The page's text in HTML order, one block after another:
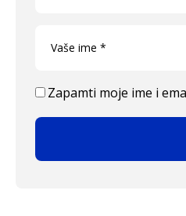
Zapamti moje ime i